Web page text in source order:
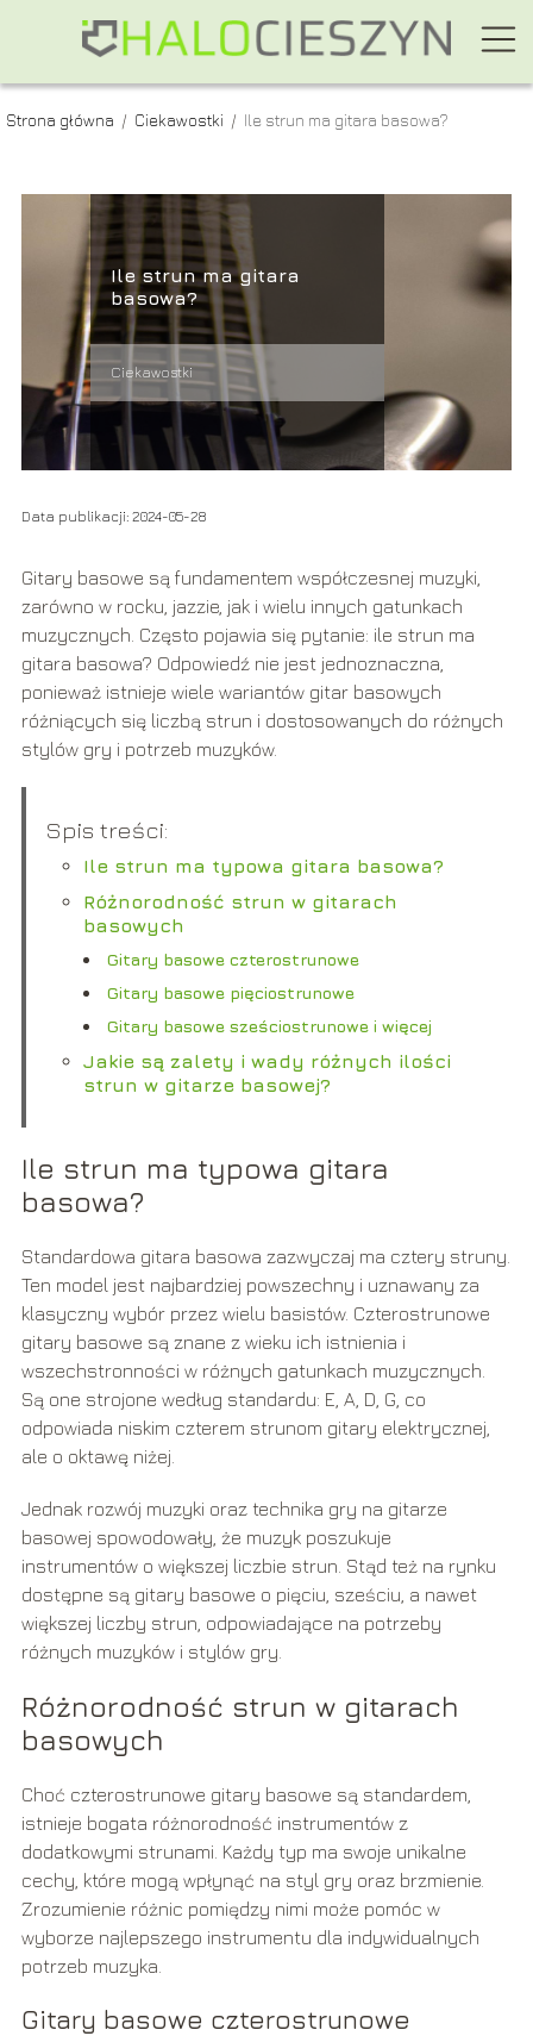
Strona główna / Ciekawostki / Ile strun ma gitara basowa?
Ile strun ma gitara
basowa?
Ciekawostki
Data publikacji: 2024-05-28
Gitary basowe są fundamentem współczesnej muzyki,
zarówno w rocku, jazzie, jak i wielu innych gatunkach
muzycznych. Często pojawia się pytanie: ile strun ma
gitara basowa? Odpowiedź nie jest jednoznaczna,
ponieważ istnieje wiele wariantów gitar basowych
różniących się liczbą strun i dostosowanych do różnych
stylów gry i potrzeb muzyków.
Spis treści:
Ile strun ma typowa gitara basowa?
Różnorodność strun w gitarach
basowych
Gitary basowe czterostrunowe
Gitary basowe pięciostrunowe
Gitary basowe sześciostrunowe i więcej
Jakie są zalety i wady różnych ilości
strun w gitarze basowej?
Ile strun ma typowa gitara
basowa?
Standardowa gitara basowa zazwyczaj ma cztery struny.
Ten model jest najbardziej powszechny i uznawany za
klasyczny wybór przez wielu basistów. Czterostrunowe
gitary basowe są znane z wieku ich istnienia i
wszechstronności w różnych gatunkach muzycznych.
Są one strojone według standardu: E, A, D, G, co
odpowiada niskim czterem strunom gitary elektrycznej,
ale o oktawę niżej.
Jednak rozwój muzyki oraz technika gry na gitarze
basowej spowodowały, że muzyk poszukuje
instrumentów o większej liczbie strun. Stąd też na rynku
dostępne są gitary basowe o pięciu, sześciu, a nawet
większej liczby strun, odpowiadające na potrzeby
różnych muzyków i stylów gry.
Różnorodność strun w gitarach
basowych
Choć czterostrunowe gitary basowe są standardem,
istnieje bogata różnorodność instrumentów z
dodatkowymi strunami. Każdy typ ma swoje unikalne
cechy, które mogą wpłynąć na styl gry oraz brzmienie.
Zrozumienie różnic pomiędzy nimi może pomóc w
wyborze najlepszego instrumentu dla indywidualnych
potrzeb muzyka.
Gitary basowe czterostrunowe